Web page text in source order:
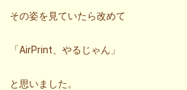
その姿を見ていたら改めて
「AirPrint、やるじゃん」
と思いました。